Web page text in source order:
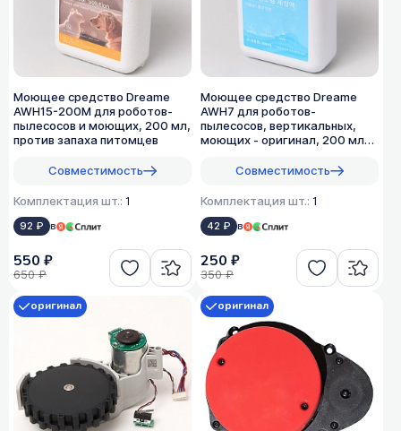
Моющее средство Dreame
AWH15-200M для роботов-
пылесосов и моющих, 200 мл,
против запаха питомцев
Совместимость
Комплектация шт.: 1
92 ₽ в
550 ₽
650 ₽
Моющее средство Dreame
AWH7 для роботов-
пылесосов, вертикальных,
моющих - оригинал, 200 мл
Совместимость
Комплектация шт.: 1
42 ₽ в
250 ₽
350 ₽
оригинал оригинал